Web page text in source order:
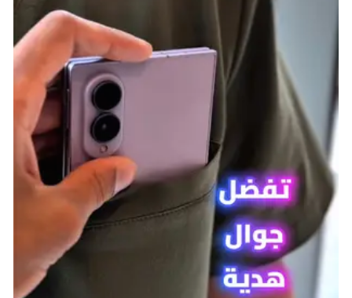
عندما تختار حضارات جديدة لكل انتقال عصري. إن وجود قادة
في اللعب يظلون متسقين عبر العصور يساعد في خلق
إحساس “بمن” تلعب معه أو ضده.
إليكم تفاصيل بعض القادة المشاركين في اللعبة من بينهم
المغامر ابن بطوطة